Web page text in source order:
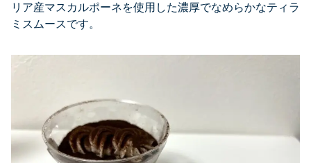
リア産マスカルポーネを使用した濃厚でなめらかなティラ
ミスムースです。